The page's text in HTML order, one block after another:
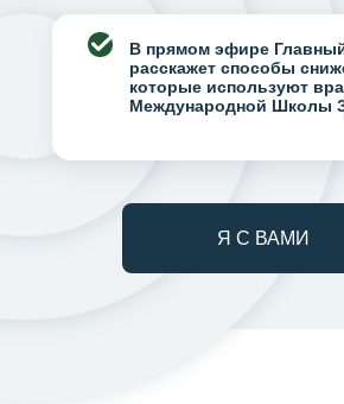
В прямом эфире
расскажет способы
которые используют
Международной Школы
Я С ВАМИ